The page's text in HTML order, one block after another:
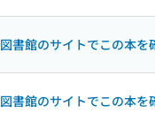
書館のサイトでこの本を
書館のサイトでこの本を